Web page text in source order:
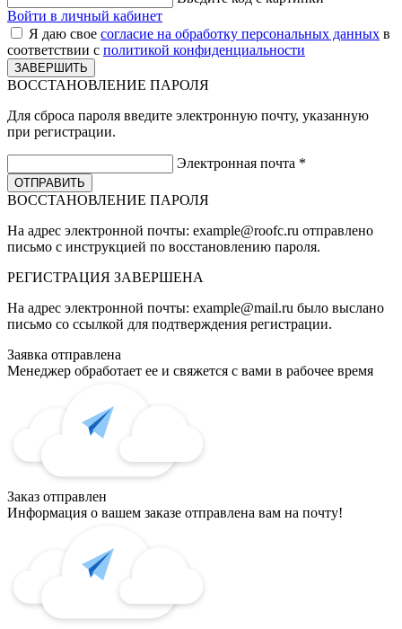
Войти в личный кабинет
Я даю свое согласие на обработку персональных данных в
соответствии с политикой конфиденциальности
ВОССТАНОВЛЕНИЕ ПАРОЛЯ
Для сброса пароля введите электронную почту, указанную
при регистрации.
Электронная почта *
ВОССТАНОВЛЕНИЕ ПАРОЛЯ
На адрес электронной почты: example@roofc.ru отправлено
письмо с инструкцией по восстановлению пароля.
РЕГИСТРАЦИЯ ЗАВЕРШЕНА
На адрес электронной почты: example@mail.ru было выслано
письмо со ссылкой для подтверждения регистрации.
Заявка отправлена
Менеджер обработает ее и свяжется с вами в рабочее время
Заказ отправлен
Информация о вашем заказе отправлена вам на почту!